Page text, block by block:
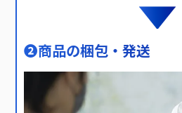
❷商品の梱包・発送